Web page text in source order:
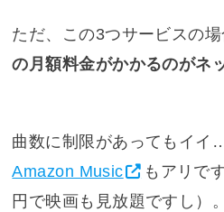
ただ、この3つサービスの
の月額料金がかかるのがネ
曲数に制限があってもイ
Amazon Music
もアリで
円で映画も見放題ですし）。